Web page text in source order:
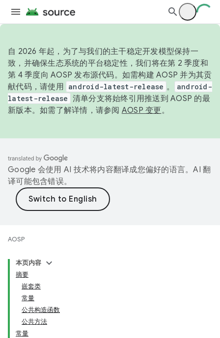
自 2026 年起，为了与我们的主干稳定开发模型保持一
致，并确保生态系统的平台稳定性，我们将在第 2 季度和
第 4 季度向 AOSP 发布源代码。如需构建 AOSP 并为其贡
献代码，请使用 android-latest-release 。
android-
latest-release 清单分支将始终引用推送到 AOSP 的最
新版本。如需了解详情，请参阅 AOSP 变更。
Google 会使用 AI 技术将内容翻译成您偏好的语言。AI 翻
译可能包含错误。
AOSP
本页内容
摘要
嵌套类
常量
公共构造函数
公共方法
常量